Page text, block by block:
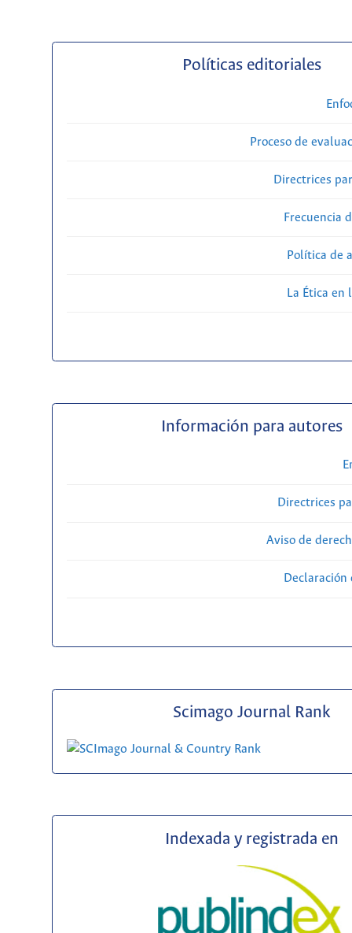
Políticas editoriales
Proceso de
Directrices
Frecuencia
Política de
La Ética en
Información para autores
Directrices
Aviso de
Scimago Journal Rank
Indexada y registrada en